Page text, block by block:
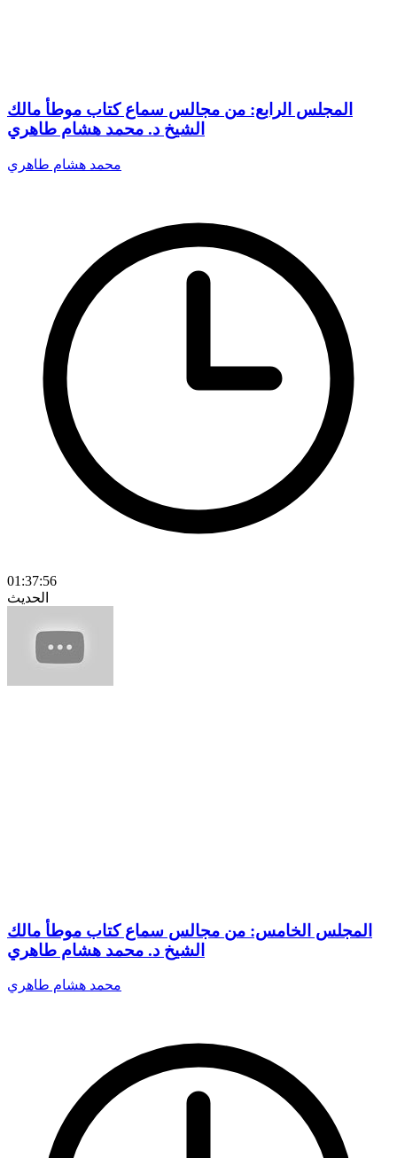
المجلس الرابع: من مجالس سماع كتاب موطأ مالك
الشيخ د. محمد هشام طاهري
محمد هشام طاهري
01:37:56
الحديث
المجلس الخامس: من مجالس سماع كتاب موطأ مالك
الشيخ د. محمد هشام طاهري
محمد هشام طاهري